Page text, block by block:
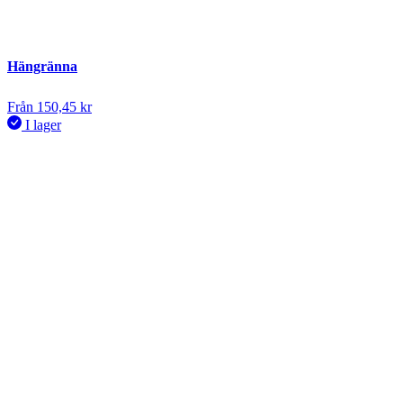
Hängränna
Från 150,45 kr
I lager